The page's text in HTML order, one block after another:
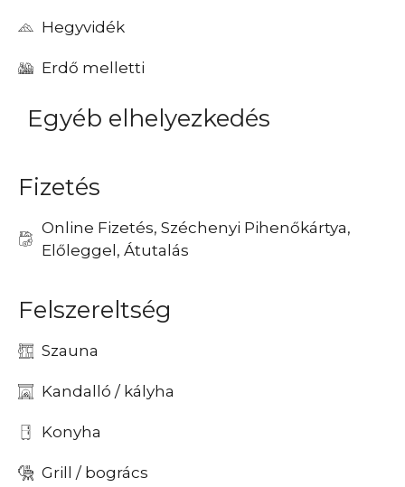
Felszereltség
Szauna
Kandalló / kályha
Konyha
Grill / bogrács
Hegyvidék
Erdő melletti
Egyéb elhelyezkedés
Fizetés
Online Fizetés, Széchenyi Pihenőkártya,
Előleggel, Átutalás